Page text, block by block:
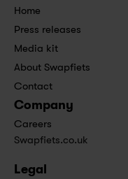
Home
Press releases
Media kit
About Swapfiets
Contact
Company
Careers
Swapfiets.co.uk
Legal